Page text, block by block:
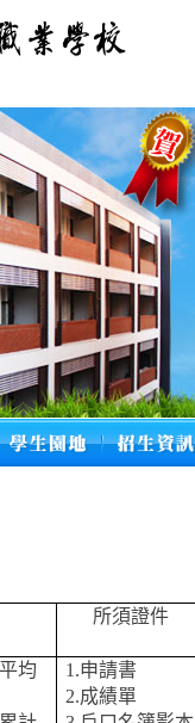
所須證件
均
1.申請書
2.成績單